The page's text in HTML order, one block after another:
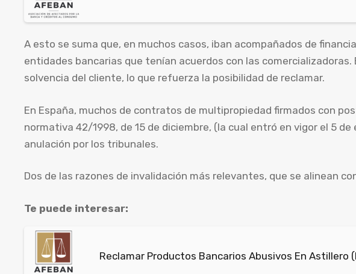
A esto se suma que, en muchos casos, iban acompañados de
entidades bancarias que tenían acuerdos con las comercializadoras.
solvencia del cliente, lo que refuerza la posibilidad de reclamar.
En España, muchos de contratos de multipropiedad firmados con
normativa 42/1998, de 15 de diciembre, (la cual entró en vigor el 5
anulación por los tribunales.
Dos de las razones de invalidación más relevantes, que se alinean
Te puede interesar:
Reclamar Productos Bancarios Abusivos En Astillero